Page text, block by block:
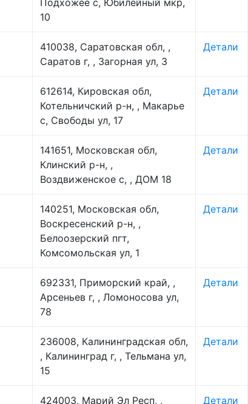
Подхожее с, Юбилейный мкр,
10
410038, Саратовская обл, ,
Саратов г, , Загорная ул, 3
Детали
612614, Кировская обл,
Котельничский р-н, , Макарье
с, Свободы ул, 17
Детали
141651, Московская обл,
Клинский р-н, ,
Воздвиженское с, , ДОМ 18
Детали
140251, Московская обл,
Воскресенский р-н, ,
Белоозерский пгт,
Комсомольская ул, 1
Детали
692331, Приморский край, ,
Арсеньев г, , Ломоносова ул,
78
Детали
236008, Калининградская обл,
, Калининград г, , Тельмана ул,
15
Детали
424003, Марий Эл Респ, ,
Детали